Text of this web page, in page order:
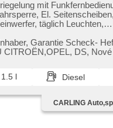
mit
El.
täglich Leuchten,
beheizte Sitze,
Klimaanlage,
Elektronisches
Automatikgetriebe, 8
El. Anlasser, starten
Lichtsensor,
Garantie Scheck​-
DS,​ Nové v ČR,​
1.5 l Diesel
CARLING